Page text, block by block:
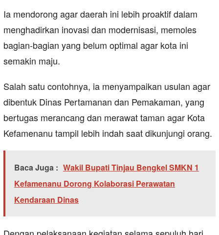
Ia mendorong agar daerah ini lebih proaktif dalam
menghadirkan inovasi dan modernisasi, memoles
bagian-bagian yang belum optimal agar kota ini
semakin maju.
Salah satu contohnya, ia menyampaikan usulan agar
dibentuk Dinas Pertamanan dan Pemakaman, yang
bertugas merancang dan merawat taman agar Kota
Kefamenanu tampil lebih indah saat dikunjungi orang.
Baca Juga : Wakil Bupati Tinjau Bengkel SMKN 1
Kefamenanu Dorong Kolaborasi Perawatan
Kendaraan Dinas